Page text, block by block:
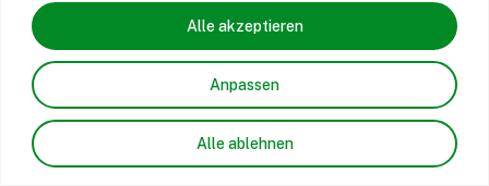
Anpassen
Alle ablehnen
Alle akzeptieren